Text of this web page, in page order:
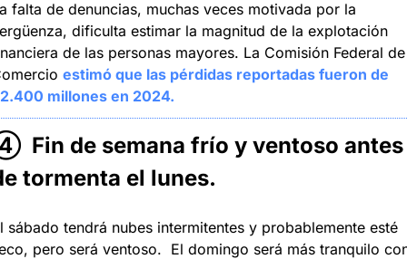
falta de denuncias, muchas veces motivada por la
dificulta estimar la magnitud de la explotación
de las personas mayores. La Comisión Federal de
estimó que las pérdidas reportadas fueron de
millones en 2024.
Fin de semana frío y ventoso antes
tormenta el lunes.
sábado tendrá nubes intermitentes y probablemente esté
pero será ventoso.  El domingo será más tranquilo